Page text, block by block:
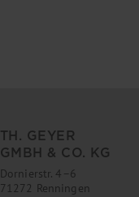
TH. GEYER
GMBH & CO. KG
Dornierstr. 4–6
71272 Renningen